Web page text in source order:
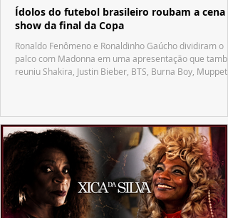
Ídolos do futebol brasileiro roubam a cena
show da final da Copa
Ronaldo Fenômeno e Ronaldinho Gaúcho dividiram o
palco com Madonna em uma apresentação que
reuniu Shakira, Justin Bieber, BTS, Burna Boy, Muppets,